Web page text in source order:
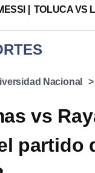
TOLUCA VS
Nacional
vs
partido